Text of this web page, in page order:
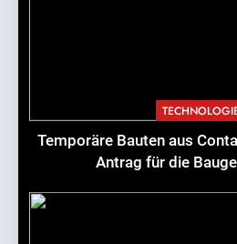
Temporäre Bauten aus
Antrag für die